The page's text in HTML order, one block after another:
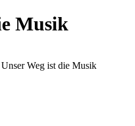
Musik
Unser Weg ist die Musik